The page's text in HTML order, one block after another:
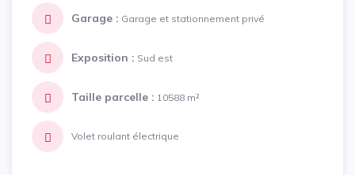
Garage : Garage et stationnement privé
Exposition : Sud est
Taille parcelle : 10588 m²
Volet roulant électrique